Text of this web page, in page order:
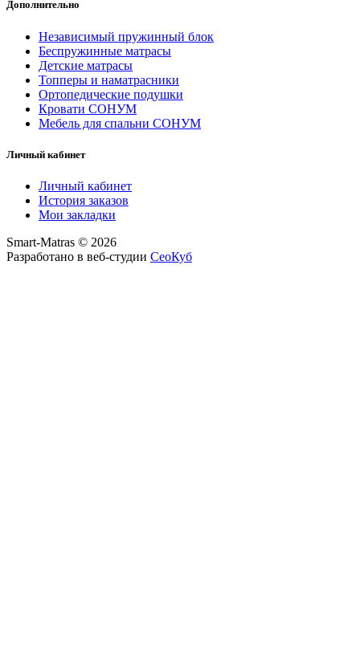
Дополнительно
Независимый пружинный блок
Беспружинные матрасы
Детские матрасы
Топперы и наматрасники
Ортопедические подушки
Кровати СОНУМ
Мебель для спальни СОНУМ
Личный кабинет
Личный кабинет
История заказов
Мои закладки
Smart-Matras © 2026
Разработано в веб-студии СеоКуб